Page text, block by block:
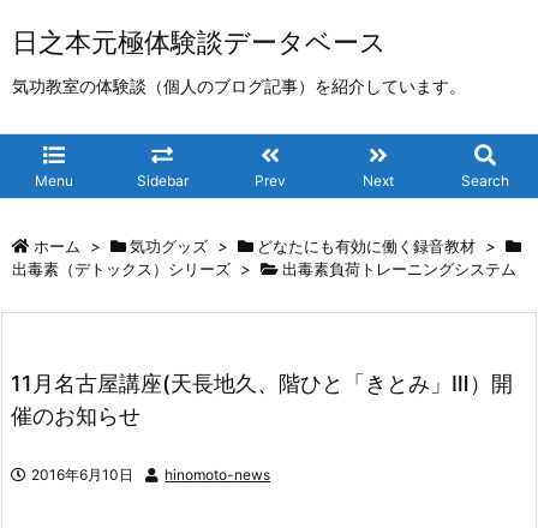
日之本元極体験談データベース
気功教室の体験談（個人のブログ記事）を紹介しています。
Menu Sidebar Prev Next Search
ホーム > 気功グッズ > どなたにも有効に働く録音教材 >
出毒素（デトックス）シリーズ > 出毒素負荷トレーニングシステム
11月名古屋講座(天長地久、階ひと「きとみ」Ⅲ）開
催のお知らせ
2016年6月10日 hinomoto-news